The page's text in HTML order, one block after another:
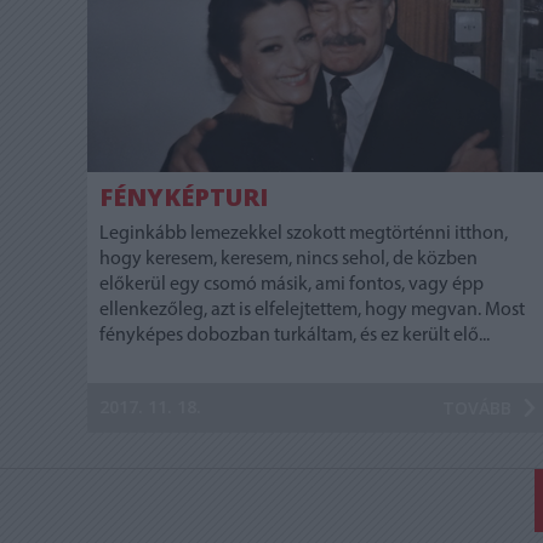
FÉNYKÉPTURI
Leginkább lemezekkel szokott megtörténni itthon,
hogy keresem, keresem, nincs sehol, de közben
előkerül egy csomó másik, ami fontos, vagy épp
ellenkezőleg, azt is elfelejtettem, hogy megvan. Most
fényképes dobozban turkáltam, és ez került elő...